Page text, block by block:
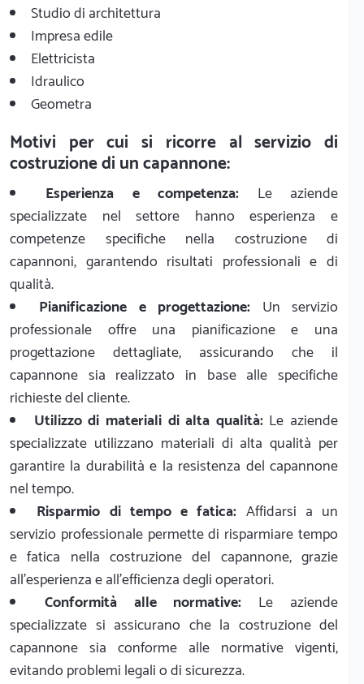
Studio di architettura
Impresa edile
Elettricista
Idraulico
Geometra
Motivi per cui si ricorre al servizio di
costruzione di un capannone:
Esperienza e competenza: Le aziende
specializzate nel settore hanno esperienza e
competenze specifiche nella costruzione di
capannoni, garantendo risultati professionali e di
qualità.
Pianificazione e progettazione: Un servizio
professionale offre una pianificazione e una
progettazione dettagliate, assicurando che il
capannone sia realizzato in base alle specifiche
richieste del cliente.
Utilizzo di materiali di alta qualità:Le aziende
specializzate utilizzano materiali di alta qualità per
garantire la durabilità e la resistenza del capannone
nel tempo.
Risparmio di tempo e fatica: Affidarsi a un
servizio professionale permette di risparmiare tempo
e fatica nella costruzione del capannone, grazie
all'esperienza e all'efficienza degli operatori.
Conformità alle normative: Le aziende
specializzate si assicurano che la costruzione del
capannone sia conforme alle normative vigenti,
evitando problemi legali o di sicurezza.